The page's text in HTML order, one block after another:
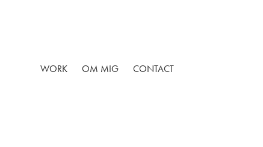
WORK OM MIG CONTACT